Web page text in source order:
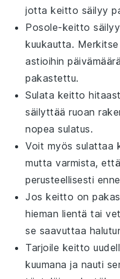
jottakeitto säilyy
Posole-keitto
kuukautta.
astioihin
pakastettu.
Sulata keitto
säilyttääruoan
nopea sulatus.
Voit myös sulattaa
mutta varmista,
perusteellisesti
Joskeitto on
hieman lientä tai
se saavuttaa
Tarjoile keitto
kuumana ja nauti